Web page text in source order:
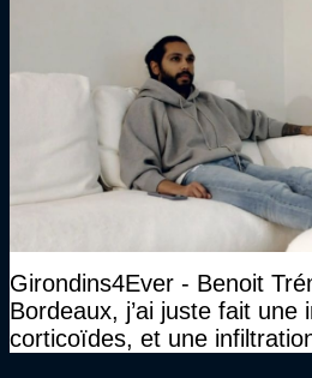
Girondins4Ever - Benoit
Bordeaux, j’ai juste fait une
corticoïdes, et une